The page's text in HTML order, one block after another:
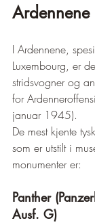
Ardennene
I Ardennene,
Luxembourg, er
stridsvogner og
for
januar 1945).
De mest kjente
som er utstilt i
monumenter er:
Panther
Ausf. G)